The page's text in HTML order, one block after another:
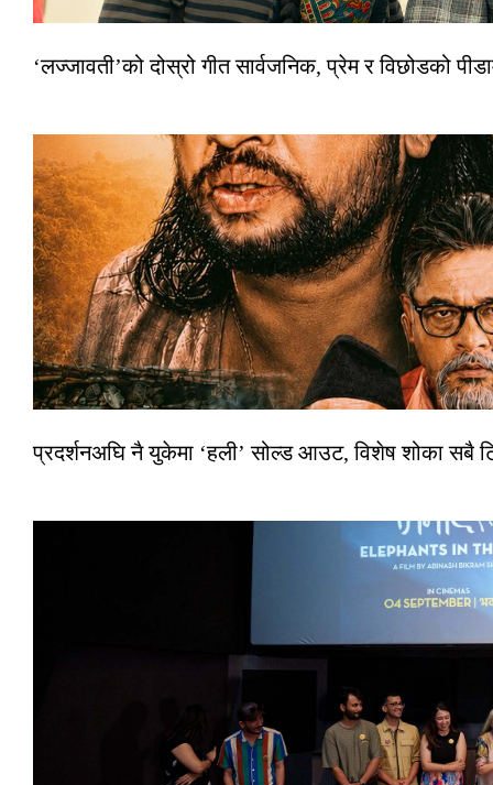
‘लज्जावती’को दोस्रो गीत सार्वजनिक, प्रेम र विछोडको
प्रदर्शनअघि नै युकेमा ‘हली’ सोल्ड आउट, विशेष शोका सबै